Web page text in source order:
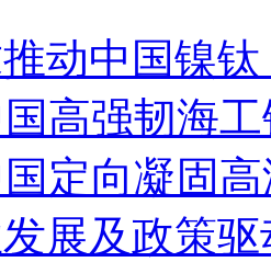
动中国镍
高强韧海
定向凝固
展及政策